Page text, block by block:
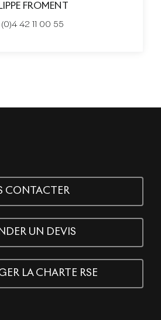
FROMENT
42 11 00 55
CONTACTER
UN DEVIS
LA CHARTE RSE